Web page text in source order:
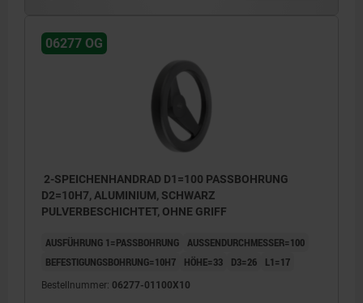
06277 OG
2-SPEICHENHANDRAD D1=100 PASSBOHRUNG
D2=10H7, ALUMINIUM, SCHWARZ
PULVERBESCHICHTET, OHNE GRIFF
AUSFÜHRUNG 1=PASSBOHRUNG AUSSENDURCHMESSER=100
BEFESTIGUNGSBOHRUNG=10H7
HÖHE=33 D3=26 L1=17
Bestellnummer: 06277-01100X10